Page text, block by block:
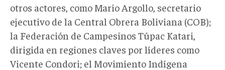
otros actores, como Mario Argollo, secretario
ejecutivo de la Central Obrera Boliviana (COB);
la Federación de Campesinos Túpac Katari,
dirigida en regiones claves por líderes como
Vicente Condori; el Movimiento Indígena